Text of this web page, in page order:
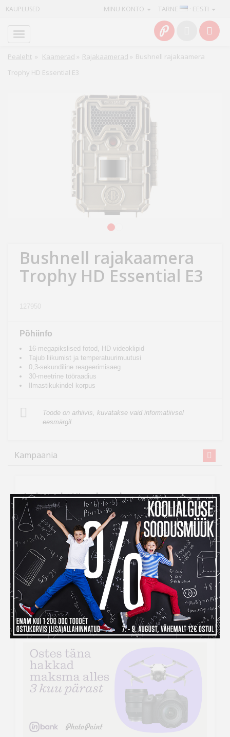
KAUPLUSED TARNE · EESTI
MINU KONTO
Pealeht » Kaamerad » Rajakaamerad » Bushnell rajakaamera
Trophy HD Essential E3
Bushnell rajakaamera
Trophy HD Essential E3
127950
Põhiinfo
16-megapikslised fotod, HD videoklipid
Tajub liikumist ja temperatuurimuutusi
0,3-sekundiline reageerimisaeg
30-meetrine tööraadius
Ilmastikukindel korpus
Toode on arhiivis, kuvatakse vaid informatiivsel
eesmärgil.
Kampaania
Inbank järelmaksuga ostes
maksad kauba eest alles
detsembris
Kui ihaldatud kaupade tellimiseks peaks raha nappima,
siisInbank järelmaksu abiga saad soovitud kauba
kohe kätte, aga maksma hakkad alles
detsembris!
Järelmaksu taotlemise protsess on lihtne –
veebikaubamaja ostukorvis tuleb makseviisiks valida
“Maksa järelmaksuga” ning seejärel täita kõik vajalikud
väljad.
Info
Teenused
aed
Sport
hobi